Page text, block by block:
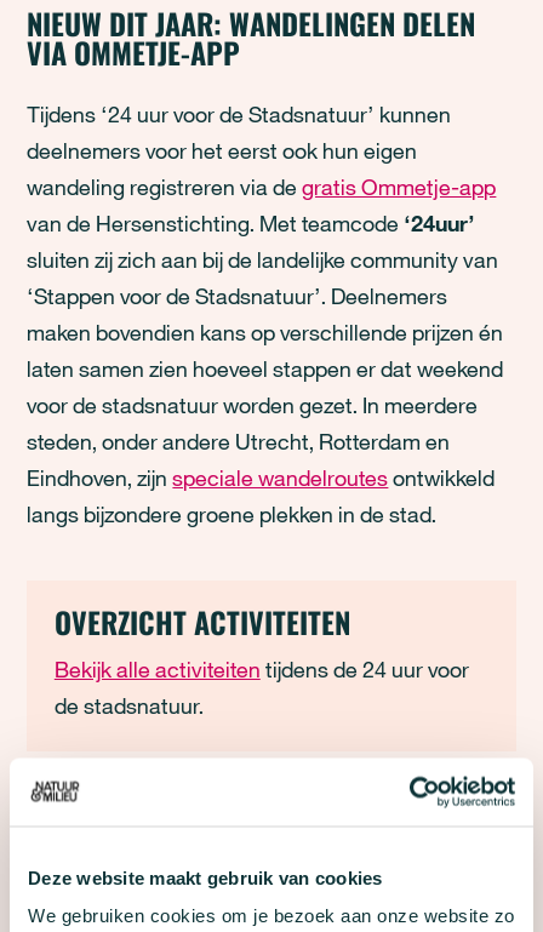
Deze website maakt gebruik van cookies
We gebruiken cookies om je bezoek aan onze website zo
NIEUW DIT JAAR: WANDELINGEN DELEN
VIA OMMETJE-APP
Tijdens ‘24 uur voor de Stadsnatuur’ kunnen
deelnemers voor het eerst ook hun eigen
wandeling registreren via degratis Ommetje-app
van de Hersenstichting. Met teamcode ‘24uur’
sluiten zij zich aan bij de landelijke community van
‘Stappen voor de Stadsnatuur’. Deelnemers
maken bovendien kans op verschillende prijzen én
laten samen zien hoeveel stappen er dat weekend
voor de stadsnatuur worden gezet. In meerdere
steden, onder andere Utrecht, Rotterdam en
Eindhoven, zijnspeciale wandelroutesontwikkeld
langs bijzondere groene plekken in de stad.
OVERZICHT ACTIVITEITEN
Bekijk alle activiteiten tijdens de 24 uur voor
de stadsnatuur.
PARTNERS
‘24 uur voor de Stadsnatuur’ wordt mogelijk
gemaakt dankzij bijdragen van de Postcode Loterij,